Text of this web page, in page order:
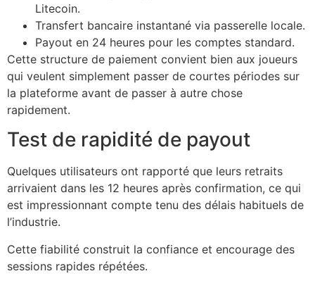
Litecoin.
Transfert bancaire instantané via passerelle locale.
Payout en 24 heures pour les comptes standard.
Cette structure de paiement convient bien aux joueurs
qui veulent simplement passer de courtes périodes sur
la plateforme avant de passer à autre chose
rapidement.
Test de rapidité de payout
Quelques utilisateurs ont rapporté que leurs retraits
arrivaient dans les 12 heures après confirmation, ce qui
est impressionnant compte tenu des délais habituels de
l’industrie.
Cette fiabilité construit la confiance et encourage des
sessions rapides répétées.